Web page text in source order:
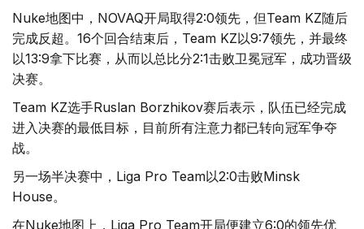
Nuke地图中，NOVAQ开局取得2:0领先，但Team KZ随后
完成反超。16个回合结束后，Team KZ以9:7领先，并最终
以13:9拿下比赛，从而以总比分2:1击败卫冕冠军，成功晋级
决赛。
Team KZ选手Ruslan Borzhikov赛后表示，队伍已经完成
进入决赛的最低目标，目前所有注意力都已转向冠军争夺
战。
另一场半决赛中，Liga Pro Team以2:0击败Minsk
House。
在Nuke地图上，Liga Pro Team开局便建立6:0的领先优